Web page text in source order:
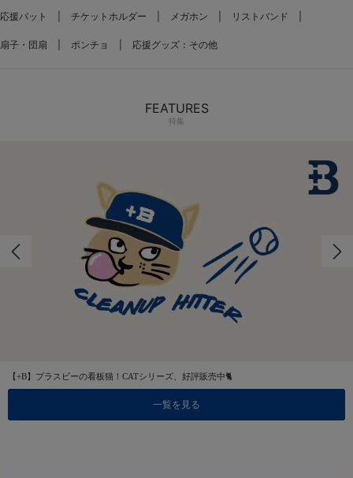
応援バット チケットホルダー メガホン リストバンド
扇子・団扇 ポンチョ 応援グッズ：その他
FEATURES
特集
【+B】プラスビーの看板猫！CATシリーズ、好評販売中🐈
一覧を見る